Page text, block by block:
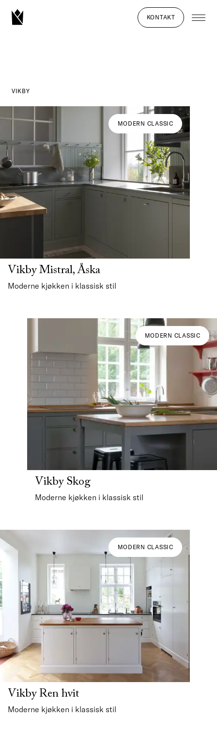
KONTAKT
VIKBY
MODERN CLASSIC
Vikby Mistral, Åska
Moderne kjøkken i klassisk stil
MODERN CLASSIC
Vikby Skog
Moderne kjøkken i klassisk stil
MODERN CLASSIC
Vikby Ren hvit
Moderne kjøkken i klassisk stil